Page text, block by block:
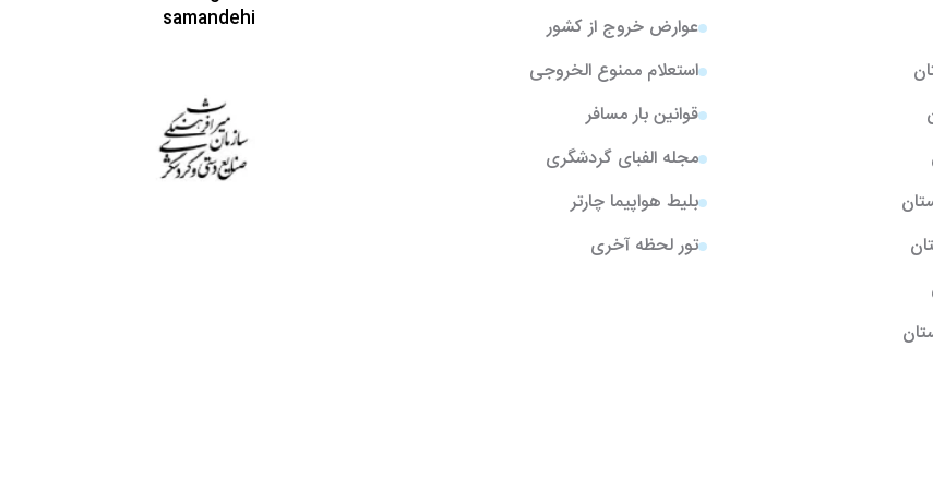
عوارض خروج از کشور
استعلام ممنوع الخروجی
قوانین بار مسافر
مجله الفبای گردشگری
بلیط هواپیما چارتر
تور لحظه آخری